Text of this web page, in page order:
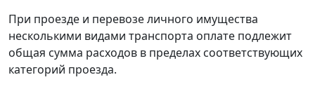
При проезде и перевозе личного имущества
несколькими видами транспорта оплате подлежит
общая сумма расходов в пределах соответствующих
категорий проезда.